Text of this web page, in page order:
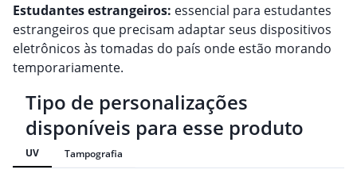
Estudantes estrangeiros: essencial para estudantes
estrangeiros que precisam adaptar seus dispositivos
eletrônicos às tomadas do país onde estão morando
temporariamente.
Tipo de personalizações
disponíveis para esse produto
UV Tampografia